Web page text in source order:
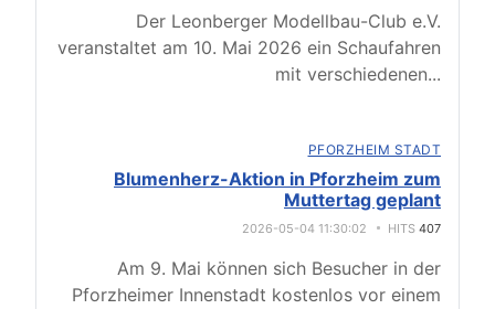
Der Leonberger Modellbau-Club e.V.
veranstaltet am 10. Mai 2026 ein Schaufahren
mit verschiedenen...
PFORZHEIM STADT
Blumenherz-Aktion in Pforzheim zum
Muttertag geplant
2026-05-04 11:30:02 HITS 407
Am 9. Mai können sich Besucher in der
Pforzheimer Innenstadt kostenlos vor einem